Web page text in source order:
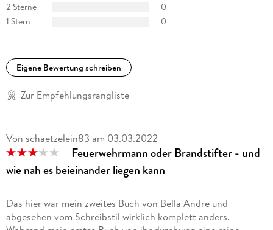
2 Sterne
0
1 Stern
0
Eigene Bewertung schreiben
Zur Empfehlungsrangliste
Von schaetzelein83 am 03.03.2022
Feuerwehrmann oder Brandstifter - und
wie nah es beieinander liegen kann
Das hier war mein zweites Buch von Bella Andre und
abgesehen vom Schreibstil wirklich komplett anders.